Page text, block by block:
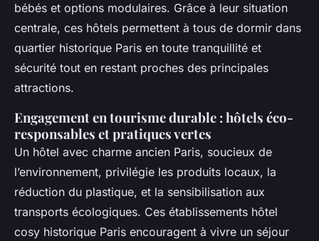
bébés et options modulaires. Grâce à leur situation
centrale, ces hôtels permettent à tous de dormir dans
quartier historique Paris en toute tranquillité et
sécurité tout en restant proches des principales
attractions.
Engagement en tourisme durable : hôtels éco-
responsables et pratiques vertes
Un hôtel avec charme ancien Paris, soucieux de
l’environnement, privilégie les produits locaux, la
réduction du plastique, et la sensibilisation aux
transports écologiques. Ces établissements hôtel
cosy historique Paris encouragent à vivre un séjour